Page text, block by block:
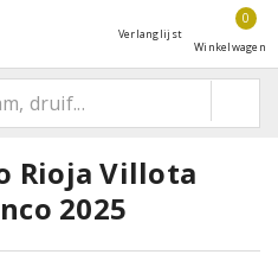
Verlanglijst
0
Winkelwagen
Rioja Villota
2025